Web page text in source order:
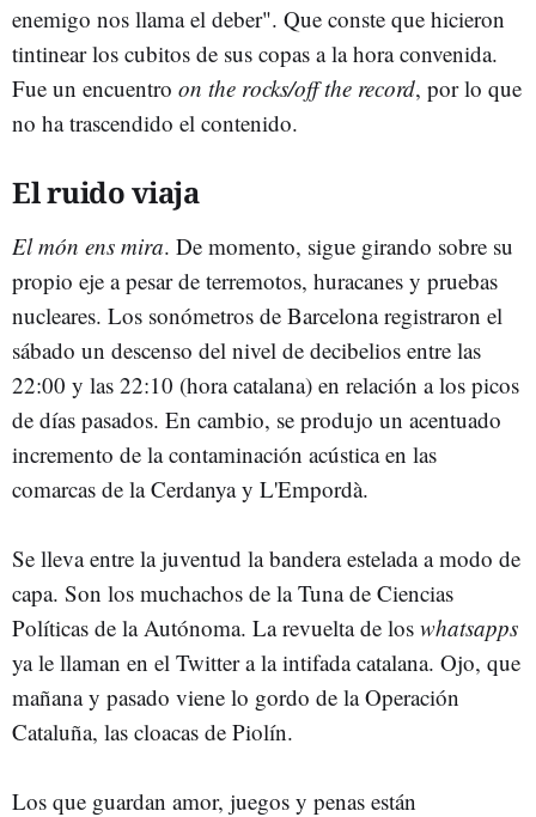
enemigo nos llama el deber". Que conste que hicieron
tintinear los cubitos de sus copas a la hora convenida.
Fue un encuentro on the rocks/off the record, por lo que
no ha trascendido el contenido.
El ruido viaja
El món ens mira. De momento, sigue girando sobre su
propio eje a pesar de terremotos, huracanes y pruebas
nucleares. Los sonómetros de Barcelona registraron el
sábado un descenso del nivel de decibelios entre las
22:00 y las 22:10 (hora catalana) en relación a los picos
de días pasados. En cambio, se produjo un acentuado
incremento de la contaminación acústica en las
comarcas de la Cerdanya y L'Empordà.
Se lleva entre la juventud la bandera estelada a modo de
capa. Son los muchachos de la Tuna de Ciencias
Políticas de la Autónoma. La revuelta de los whatsapps
ya le llaman en el Twitter a la intifada catalana. Ojo, que
mañana y pasado viene lo gordo de la Operación
Cataluña, las cloacas de Piolín.
Los que guardan amor, juegos y penas están